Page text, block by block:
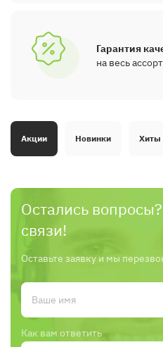
Гарантия
на весь
Акции Новинки Хиты
Остались
связи!
Оставьте заявку и мы
Как вам ответить